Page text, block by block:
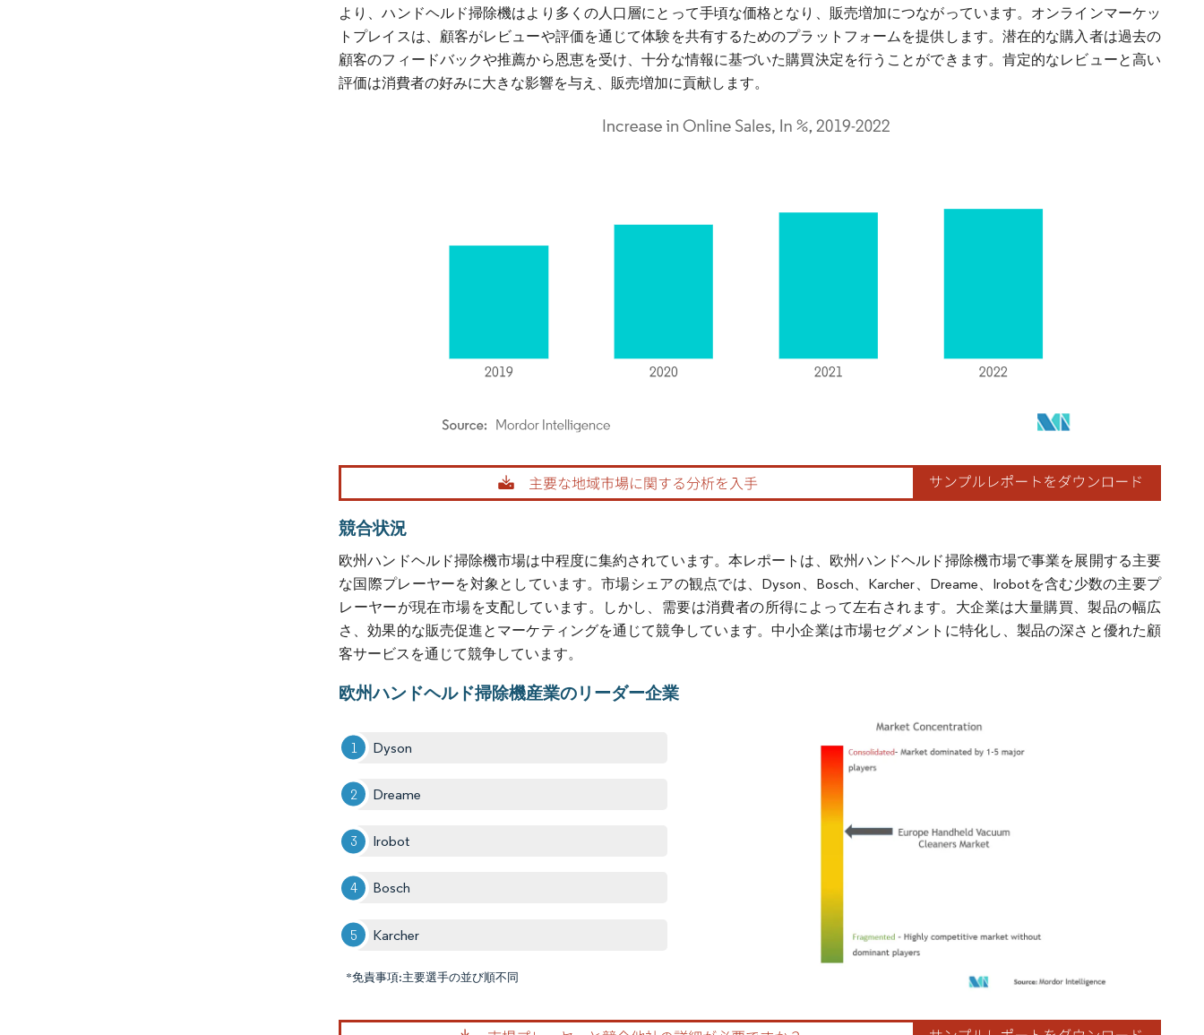
より、ハンドヘルド掃除機はより多くの人口層にとって手頃な価格となり、販売増加につながっています。オンラインマーケッ
トプレイスは、顧客がレビューや評価を通じて体験を共有するためのプラットフォームを提供します。潜在的な購入者は過去の
顧客のフィードバックや推薦から恩恵を受け、十分な情報に基づいた購買決定を行うことができます。肯定的なレビューと高い
評価は消費者の好みに大きな影響を与え、販売増加に貢献します。
画像 © Mordor Intelligence。再利用にはCC BY 4.0の表示が必要です。
競合状況
欧州ハンドヘルド掃除機市場は中程度に集約されています。本レポートは、欧州ハンドヘルド掃除機市場で事業を展開する主要
な国際プレーヤーを対象としています。市場シェアの観点では、Dyson、Bosch、Karcher、Dreame、Irobotを含む少数の主要プ
レーヤーが現在市場を支配しています。しかし、需要は消費者の所得によって左右されます。大企業は大量購買、製品の幅広
さ、効果的な販売促進とマーケティングを通じて競争しています。中小企業は市場セグメントに特化し、製品の深さと優れた顧
客サービスを通じて競争しています。
欧州ハンドヘルド掃除機産業のリーダー企業
Dyson
Dreame
Irobot
Bosch
Karcher
*免責事項:主要選手の並び順不同
画像 © Mordor Intelligence。再利用にはCC BY 4.0の表示が必要です。